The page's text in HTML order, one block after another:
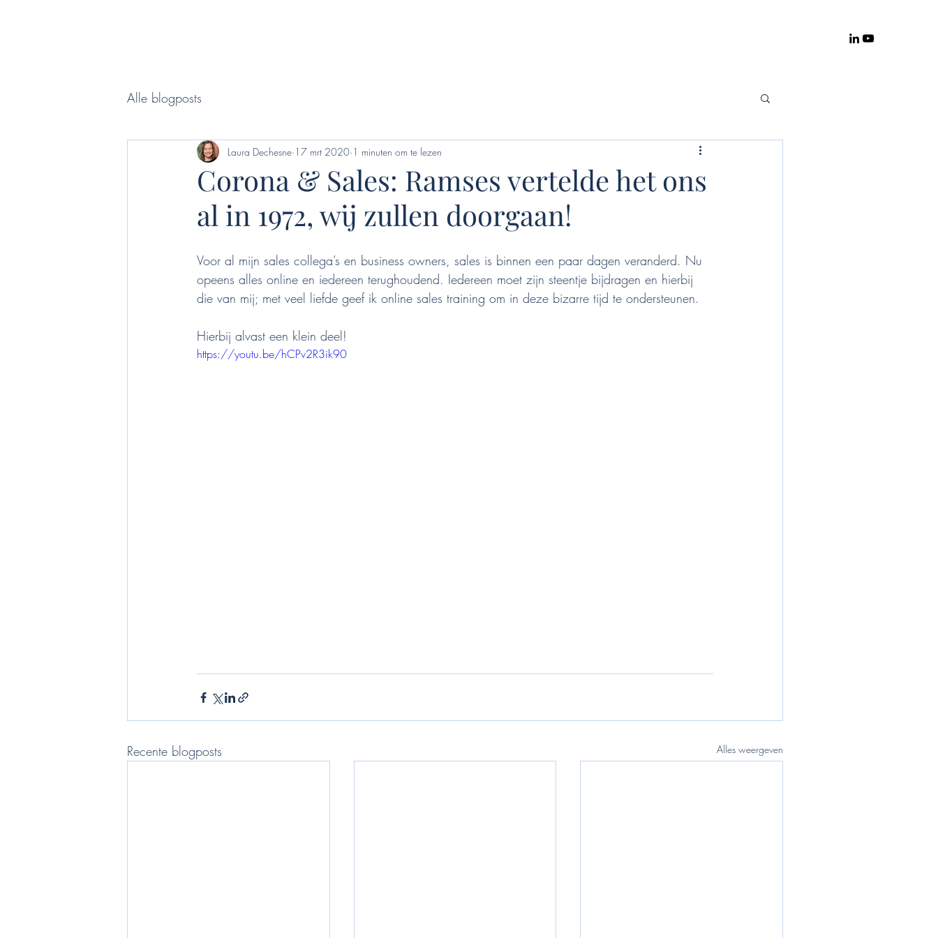
Alle blogposts
Corona & Sales: Ramses vertelde het ons
al in 1972, wij zullen doorgaan!
Laura Dechesne 17 mrt 2020 1 minuten om te lezen
Voor al mijn sales collega’s en business owners, sales is binnen een paar dagen veranderd. Nu
opeens alles online en iedereen terughoudend. Iedereen moet zijn steentje bijdragen en hierbij
die van mij; met veel liefde geef ik online sales training om in deze bizarre tijd te ondersteunen.
Hierbij alvast een klein deel!
https://youtu.be/hCPv2R3ik90
Recente blogposts Alles weergeven